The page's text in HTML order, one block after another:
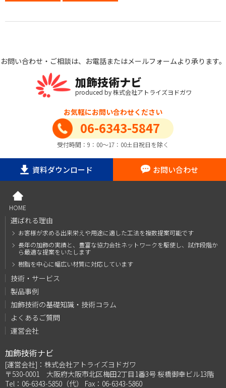
お問い合わせ・ご相談は、お電話またはメールフォームより承ります。
加飾技術ナビ
produced by 株式会社アトライズヨドガワ
お気軽にお問い合わせください
06-6343-5847
受付時間：9：00～17：00土日祝日を除く
資料ダウンロード お問い合わせ
HOME
選ばれる理由
お客様が求める出来栄えや用途に適した工法を複数提案可能です
長年の加飾の実績と、豊富な協力会社ネットワークを駆使し、試作段階か
ら最適な提案をいたします
樹脂を中心に幅広い材質に対応しています
技術・サービス
製品事例
加飾技術の基礎知識・技術コラム
よくあるご質問
運営会社
加飾技術ナビ
[運営会社]：株式会社アトライズヨドガワ
〒530-0001 大阪府大阪市北区梅田2丁目1番3号 桜橋御幸ビル13階
Tel：06-6343-5850（代） Fax：06-6343-5860